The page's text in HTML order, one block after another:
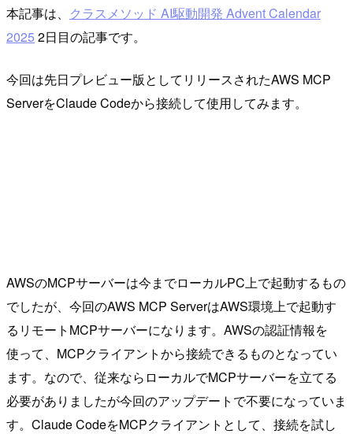
本記事は、 クラスメソッド AI駆動開発 Advent Calendar
2025 2日目の記事です。
今回は先日プレビュー版としてリリースされたAWS MCP
ServerをClaude Codeから接続して使用してみます。
AWSのMCPサーバーは今までローカルPC上で起動するもの
でしたが、今回のAWS MCP ServerはAWS環境上で起動す
るリモートMCPサーバーになります。AWSの認証情報を
使って、MCPクライアントから接続できるものとなってい
ます。なので、従来ならローカルでMCPサーバーを立てる
必要がありましたが今回のアップデートで不要になっていま
す。Claude CodeをMCPクライアントとして、接続を試し